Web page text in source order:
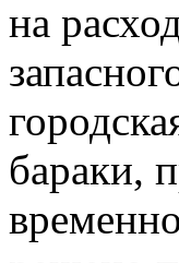
на
бараки,